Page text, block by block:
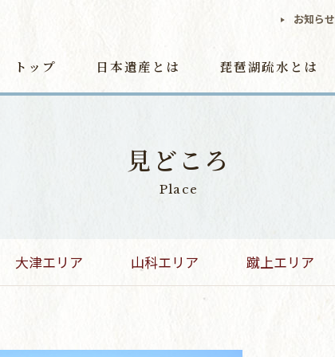
お知らせ
トップ 日本遺産とは 琵琶湖疏水とは
見どころ
Place
大津エリア 山科エリア 蹴上エリア